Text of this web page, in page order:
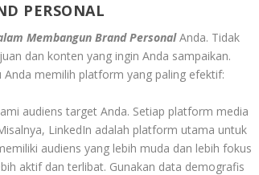
PERSONAL
Membangun Brand PersonalAnda. Tidak
dan konten yang ingin Anda sampaikan.
memilih platform yang paling efektif:
audiens target Anda. Setiap platform media
LinkedIn adalah platform utama untuk
audiens yang lebih muda dan lebih fokus
aktif dan terlibat. Gunakan data demografis